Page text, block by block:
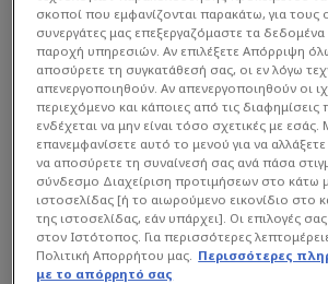
σκοποί που εμφανίζονται παρακάτω, για τους
συνεργάτες μας επεξεργαζόμαστε τα
παροχή υπηρεσιών. Αν επιλέξετε Απόρριψη
αποσύρετε τη συγκατάθεσή σας, οι εν λόγω
απενεργοποιηθούν. Αν απενεργοποιηθούν οι
περιεχόμενο και κάποιες από τις διαφημίσεις
ενδέχεται να μην είναι τόσο σχετικές με εσάς.
επανεμφανίσετε αυτό το μενού για να αλλάξετε
να αποσύρετε τη συναίνεσή σας ανά πάσα
σύνδεσμο Διαχείριση προτιμήσεων στο κάτω
ιστοσελίδας [ή το αιωρούμενο εικονίδιο στο
της ιστοσελίδας, εάν υπάρχει]. Οι επιλογές
στον Ιστότοπος. Για περισσότερες
Πολιτική Απορρήτου μας. Περισσότερες
με το απόρρητό σας